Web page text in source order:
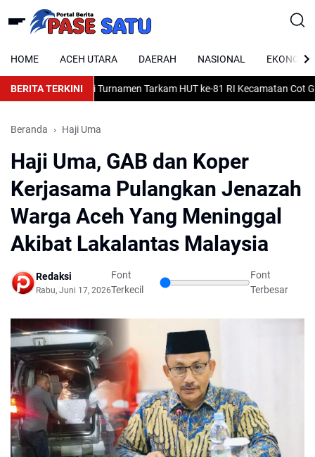
HOME ACEH UTARA DAERAH NASIONAL EKONOMI
BERITA TERKINI
FC 1-0 di Turnamen Tarkam HUT ke-81 RI Kecamatan Cot Girek
Beranda Haji Uma
Haji Uma, GAB dan Koper
Kerjasama Pulangkan Jenazah
Warga Aceh Yang Meninggal
Akibat Lakalantas Malaysia
Redaksi
Rabu, Juni 17, 2026
Font
Terkecil
Font
Terbesar